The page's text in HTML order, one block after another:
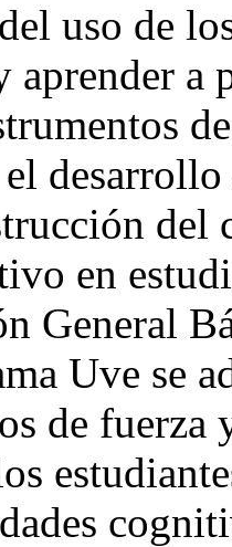
uso de
aprender
del
en
General
Uve se
de